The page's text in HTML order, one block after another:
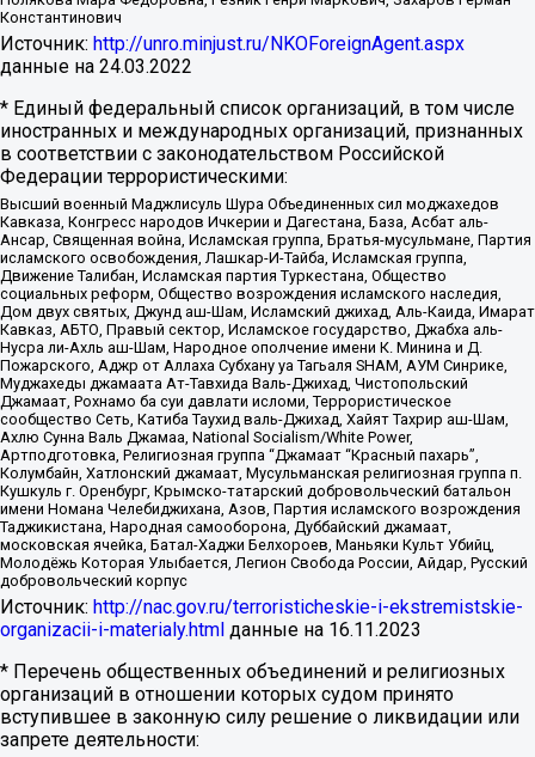
Константинович
Источник: http://unro.minjust.ru/NKOForeignAgent.aspx
данные на 24.03.2022
* Единый федеральный список организаций, в том числе
иностранных и международных организаций, признанных
в соответствии с законодательством Российской
Федерации террористическими:
Высший военный Маджлисуль Шура Объединенных сил моджахедов
Кавказа, Конгресс народов Ичкерии и Дагестана, База, Асбат аль-
Ансар, Священная война, Исламская группа, Братья-мусульмане, Партия
исламского освобождения, Лашкар-И-Тайба, Исламская группа,
Движение Талибан, Исламская партия Туркестана, Общество
социальных реформ, Общество возрождения исламского наследия,
Дом двух святых, Джунд аш-Шам, Исламский джихад, Аль-Каида, Имарат
Кавказ, АБТО, Правый сектор, Исламское государство, Джабха аль-
Нусра ли-Ахль аш-Шам, Народное ополчение имени К. Минина и Д.
Пожарского, Аджр от Аллаха Субхану уа Тагьаля SHAM, АУМ Синрике,
Муджахеды джамаата Ат-Тавхида Валь-Джихад, Чистопольский
Джамаат, Рохнамо ба суи давлати исломи, Террористическое
сообщество Сеть, Катиба Таухид валь-Джихад, Хайят Тахрир аш-Шам,
Ахлю Сунна Валь Джамаа, National Socialism/White Power,
Артподготовка, Религиозная группа “Джамаат “Красный пахарь”,
Колумбайн, Хатлонский джамаат, Мусульманская религиозная группа п.
Кушкуль г. Оренбург, Крымско-татарский добровольческий батальон
имени Номана Челебиджихана, Азов, Партия исламского возрождения
Таджикистана, Народная самооборона, Дуббайский джамаат,
московская ячейка, Батал-Хаджи Белхороев, Маньяки Культ Убийц,
Молодёжь Которая Улыбается, Легион Свобода России, Айдар, Русский
добровольческий корпус
Источник: http://nac.gov.ru/terroristicheskie-i-ekstremistskie-
organizacii-i-materialy.html данные на 16.11.2023
* Перечень общественных объединений и религиозных
организаций в отношении которых судом принято
вступившее в законную силу решение о ликвидации или
запрете деятельности: